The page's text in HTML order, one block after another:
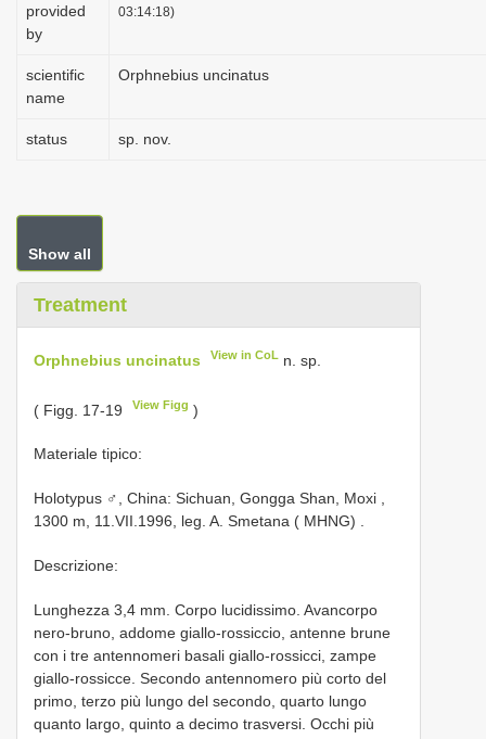
provided
by
03:14:18)
scientific
name
Orphnebius uncinatus
status sp. nov.
Show all
Treatment
Orphnebius uncinatus View in CoL n. sp.
( Figg. 17-19 View Figg )
Materiale tipico:
Holotypus ♂, China: Sichuan, Gongga Shan, Moxi ,
1300 m, 11.VII.1996, leg. A. Smetana ( MHNG) .
Descrizione:
Lunghezza 3,4 mm. Corpo lucidissimo. Avancorpo
nero-bruno, addome giallo-rossiccio, antenne brune
con i tre antennomeri basali giallo-rossicci, zampe
giallo-rossicce. Secondo antennomero più corto del
primo, terzo più lungo del secondo, quarto lungo
quanto largo, quinto a decimo trasversi. Occhi più